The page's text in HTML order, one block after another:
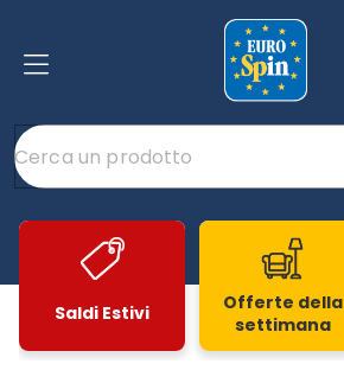
Saldi Estivi
Offerte della
settimana